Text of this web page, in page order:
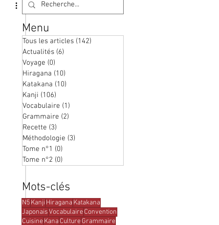
Menu
Tous les articles (142)
Actualités (6)
Voyage (0)
Hiragana (10)
Katakana (10)
Kanji (106)
Vocabulaire (1)
Grammaire (2)
Recette (3)
Méthodologie (3)
Tome n°1 (0)
Tome n°2 (0)
Mots-clés
N5Kanji Hiragana Katakana
JaponaisVocabulaireConvention
CuisineKana CultureGrammaire